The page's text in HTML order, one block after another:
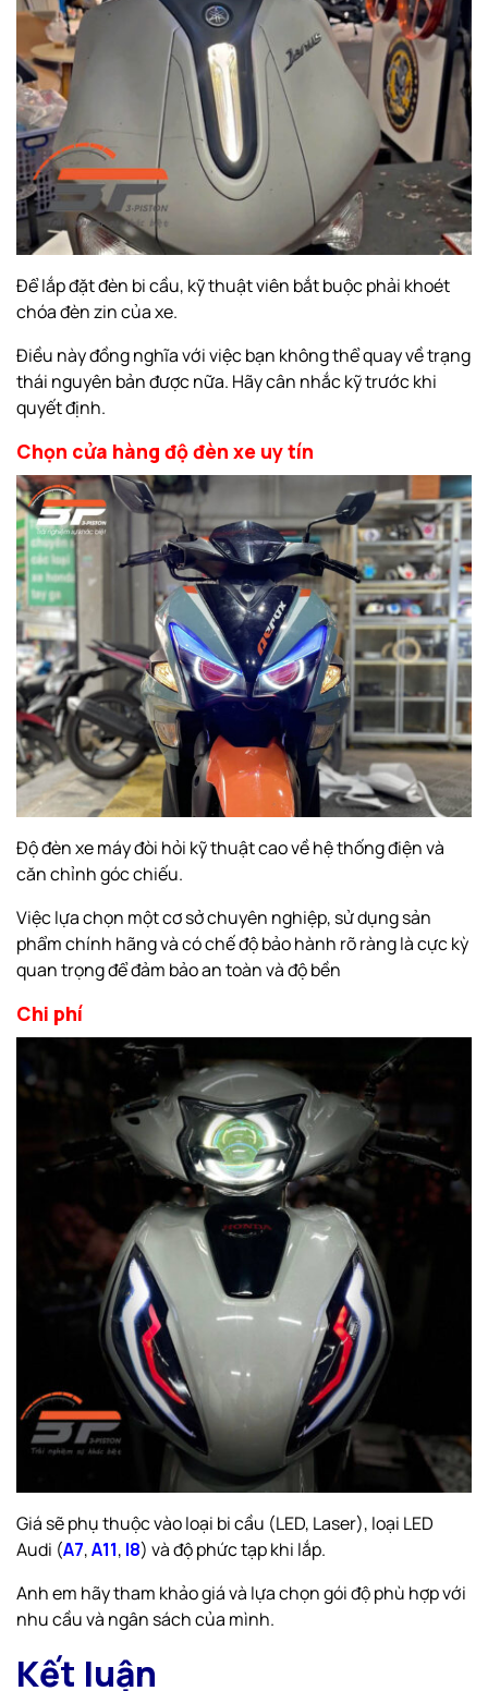
Để lắp đặt đèn bi cầu, kỹ thuật viên bắt buộc phải khoét
chóa đèn zin của xe.
Điều này đồng nghĩa với việc bạn không thể quay về trạng
thái nguyên bản được nữa. Hãy cân nhắc kỹ trước khi
quyết định.
Chọn cửa hàng độ đèn xe uy tín
Độ đèn xe máy đòi hỏi kỹ thuật cao về hệ thống điện và
căn chỉnh góc chiếu.
Việc lựa chọn một cơ sở chuyên nghiệp, sử dụng sản
phẩm chính hãng và có chế độ bảo hành rõ ràng là cực kỳ
quan trọng để đảm bảo an toàn và độ bền
Chi phí
Giá sẽ phụ thuộc vào loại bi cầu (LED, Laser), loại LED
Audi (A7,A11, I8) và độ phức tạp khi lắp.
Anh em hãy tham khảo giá và lựa chọn gói độ phù hợp với
nhu cầu và ngân sách của mình.
Kết luận